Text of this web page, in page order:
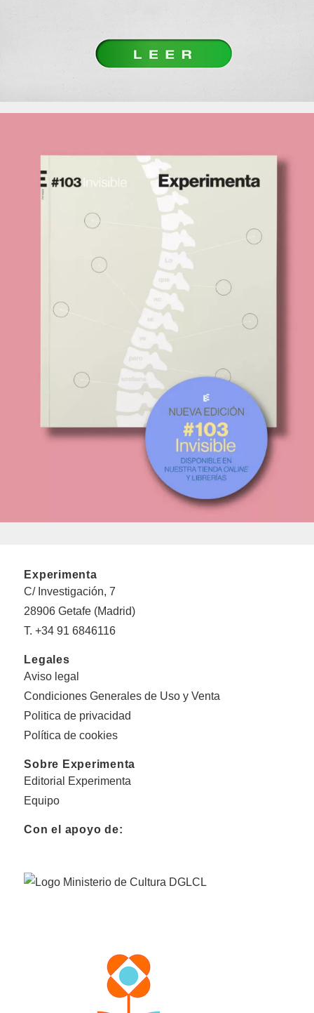
Experimenta
C/ Investigación, 7
28906 Getafe (Madrid)
T. +34 91 6846116
Legales
Aviso legal
Condiciones Generales de Uso y Venta
Politica de privacidad
Política de cookies
Sobre Experimenta
Editorial Experimenta
Equipo
Con el apoyo de: